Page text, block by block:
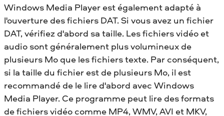
Windows Media Player est également adapté à
l'ouverture des fichiers DAT. Si vous avez un fichier
DAT, vérifiez d'abord sa taille. Les fichiers vidéo et
audio sont généralement plus volumineux de
plusieurs Mo que les fichiers texte. Par conséquent,
si la taille du fichier est de plusieurs Mo, il est
recommandé de le lire d'abord avec Windows
Media Player. Ce programme peut lire des formats
de fichiers vidéo comme MP4, WMV, AVI et MKV,